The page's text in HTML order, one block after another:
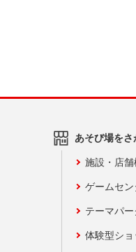
あそび場をさ
施設・店舗
ゲームセン
テーマパ
体験型シ